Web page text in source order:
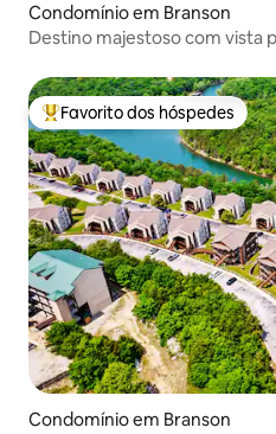
Condomínio em Branson
Destino majestoso com vista
Favoritos dos hóspedes mais
Favorito dos hóspedes
Condomínio em Branson